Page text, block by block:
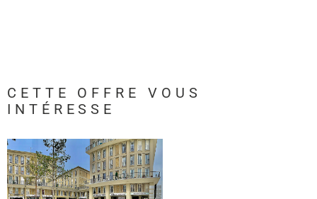
CETTE OFFRE
VOUS
INTÉRESSE